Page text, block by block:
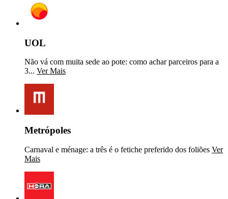
UOL
Não vá com muita sede ao pote: como achar parceiros para a
3... Ver Mais
Metrópoles
Carnaval e ménage: a três é o fetiche preferido dos foliões Ver
Mais